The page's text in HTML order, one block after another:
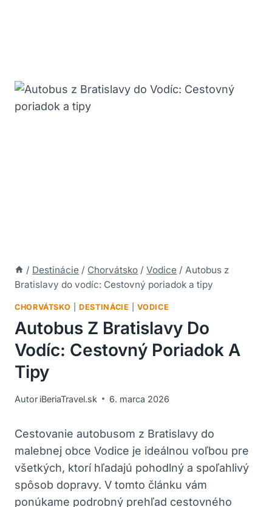
/ Destinácie / Chorvátsko / Vodice / Autobus z
Bratislavy do vodíc: Cestovný poriadok a tipy
CHORVÁTSKO |DESTINÁCIE |VODICE
Autobus Z Bratislavy Do
Vodíc: Cestovný Poriadok A
Tipy
Autor iBeriaTravel.sk 6. marca 2026
Cestovanie autobusom z Bratislavy do
malebnej obce Vodice je ideálnou voľbou pre
všetkých, ktorí hľadajú pohodlný a spoľahlivý
spôsob dopravy. V tomto článku vám
ponúkame podrobný prehľad cestovného